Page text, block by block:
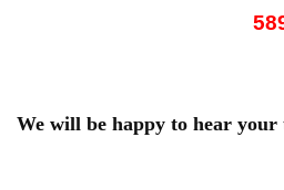
We will be happy to hear your